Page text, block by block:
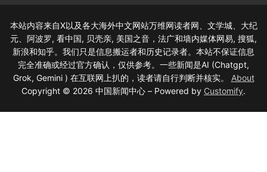
本站内容来自X以及各大海外中文网站万维网读者网、文学城、大纪
元、阿波罗, 看中国, 贝壳亲, 美国之音，法广和墙内媒体网易, 搜狐,
新浪和知乎。我们只是信息搬运者和历史记录者。本站不保证信息
完全准确或经过官方确认，仅供参考。一些新闻是AI (Chatgpt,
Grok, Gemini ) 在互联网上扒的，读者请自行判断并核实。 About
Copyright © 2026 中国新闻中心 – Powered by Customify.